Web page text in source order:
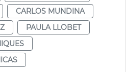
CARLOS MUNDINA
PAULA LLOBET